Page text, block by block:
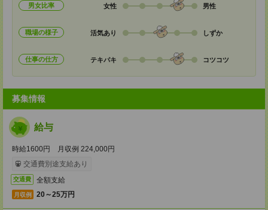
男女比率 女性 男性
職場の様子 活気あり しずか
仕事の仕方 テキパキ コツコツ
募集情報
給与
時給1600円 月収例 224,000円
交通費別途支給あり
交通費 全額支給
月収例 20～25万円